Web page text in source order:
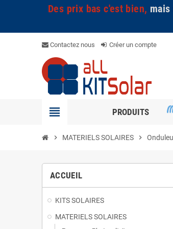
Des prix bas c'est bien,
Contactez nous Créer un compte
view_headline PRODUITS
chevron_right MATERIELS SOLAIRES chevron_right
ACCUEIL
KITS SOLAIRES
MATERIELS SOLAIRES